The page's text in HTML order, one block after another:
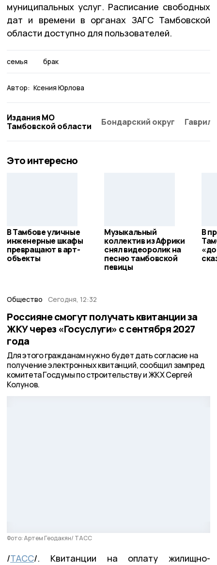
муниципальных услуг. Расписание свободных
дат и времени в органах ЗАГС Тамбовской
области доступно для пользователей.
семья брак
Автор: Ксения Юрлова
Издания МО
Тамбовской области
Бондарский округ
Это интересно
В Тамбове уличные
инженерные шкафы
превращают в арт-
объекты
Музыкальный
коллектив из Африки
снял видеоролик на
песню тамбовской
певицы
В
Общество Сегодня, 12:32
Россияне смогут получать квитанции за
ЖКУ через «Госуслуги» с сентября 2027
года
Для этого гражданам нужно будет дать согласие на
получение электронных квитанций, сообщил зампред
комитета Госдумы по строительству и ЖКХ Сергей
Колунов.
Фото: Артем Геодакян/ ТАСС
/ТАСС/. Квитанции на оплату жилищно-